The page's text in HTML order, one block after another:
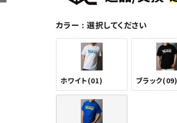
(01)
(01)
カラー 選択してください
ホワイト(01) ブラック(09)